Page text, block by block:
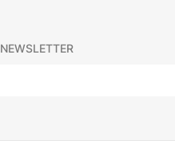
NEWSLETTER